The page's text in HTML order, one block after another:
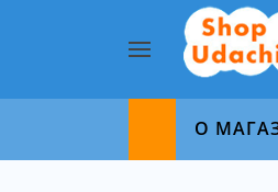
Найти
О